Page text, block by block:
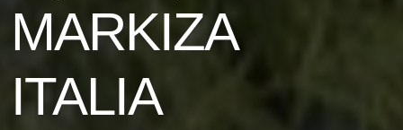
USŁUGI
Ogrody Zimowe >
Nowoczesne ogrody zimowe
PRODUKTY
Rolety
MARKIZA
ITALIA